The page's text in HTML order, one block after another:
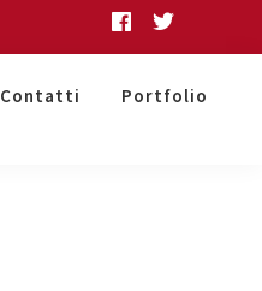
Contatti Portfolio